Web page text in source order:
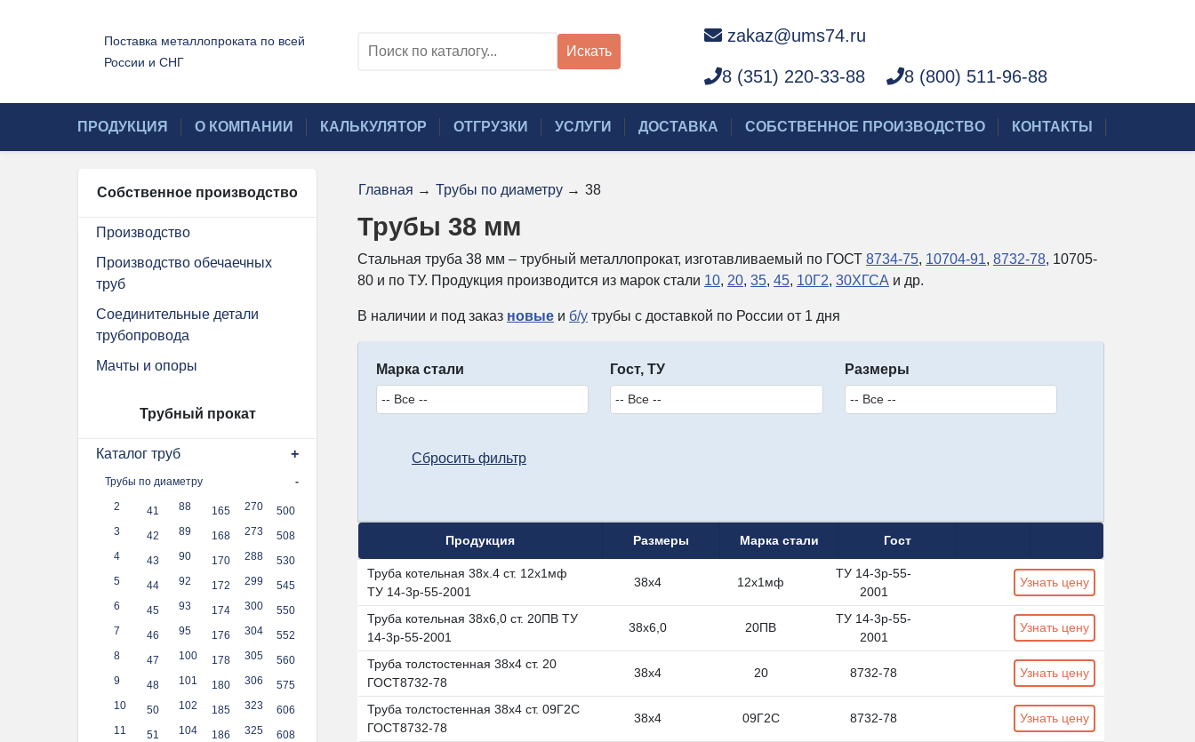
Поставка металлопроката по всей
России и СНГ
Искать
zakaz@ums74.ru
8 (351) 220-33-88 8 (800) 511-96-88
ПРОДУКЦИЯ О КОМПАНИИ КАЛЬКУЛЯТОР ОТГРУЗКИ УСЛУГИ ДОСТАВКА СОБСТВЕННОЕ ПРОИЗВОДСТВО КОНТАКТЫ
Собственное производство
Производство
Производство обечаечных
труб
Соединительные детали
трубопровода
Мачты и опоры
Трубный прокат
Каталог труб
Трубы по диаметру
2
3
4
5
6
7
8
9
10
11
41
42
43
44
45
46
47
48
50
51
88
89
90
92
93
95
100
101
102
104
165
168
170
172
174
176
178
180
185
186
270
273
288
299
300
304
305
306
323
325
500
508
530
545
550
552
560
575
606
608
Главная → Трубы по диаметру → 38
Трубы 38 мм
Стальная труба 38 мм – трубный металлопрокат, изготавливаемый по ГОСТ 8734-75, 10704-91, 8732-78, 10705-
80 и по ТУ. Продукция производится из марок стали 10, 20, 35, 45, 10Г2, 30ХГСА и др.
В наличии и под заказ новые и б/у трубы с доставкой по России от 1 дня
Марка стали Гост, ТУ Размеры
Сбросить фильтр
Продукция Размеры Марка стали Гост
Труба котельная 38х.4 ст. 12х1мф
ТУ 14-3р-55-2001
38х4 12х1мф
ТУ 14-3р-55-
2001
Узнать цену
Труба котельная 38х6,0 ст. 20ПВ ТУ
14-3р-55-2001
38х6,0 20ПВ
ТУ 14-3р-55-
2001
Узнать цену
Труба толстостенная 38х4 ст. 20
ГОСТ8732-78
38х4 20 8732-78 Узнать цену
Труба толстостенная 38х4 ст. 09Г2С
ГОСТ8732-78
38х4 09Г2С 8732-78 Узнать цену